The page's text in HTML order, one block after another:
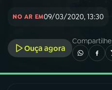
INÍCIO
A RÁDIO
03PROGRAMAÇÃO
NO AR EM09/03/2020, 13:30
Ouça agora
Compartilhe